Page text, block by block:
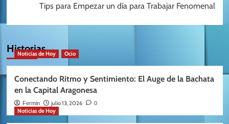
Tips para Empezar un día para Trabajar Fenomenal
Historias
Noticias de Hoy Ocio
Conectando Ritmo y Sentimiento: El Auge de la Bachata
en la Capital Aragonesa
Fermin julio 13, 2026 0
Noticias de Hoy